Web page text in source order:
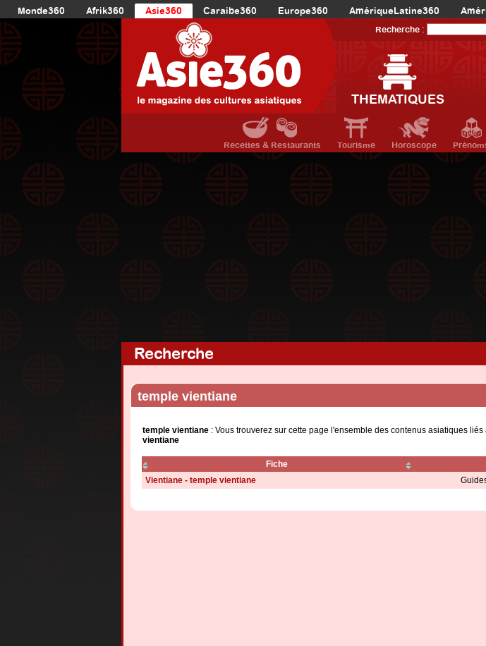
Monde360 Afrik360 Asie360 Caraibe360 Europe360 AmériqueLatine360
Recherche :
THEMATIQUES
Recettes & Restaurants Tourisme Horoscope
Recherche
temple vientiane
temple vientiane : Vous trouverez sur cette page l'ensemble des contenus asiatiques liés
vientiane
Fiche
Vientiane - temple vientiane